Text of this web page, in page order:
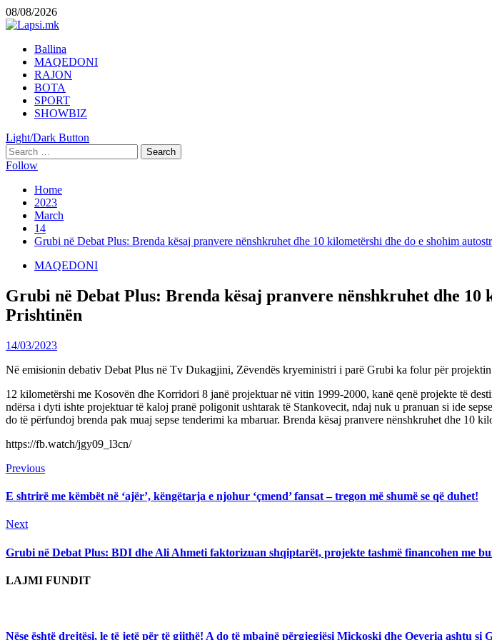
Skip
to
08/08/2026
Primary
Menu
Ballina
MAQEDONI
RAJON
BOTA
SPORT
SHOWBIZ
Light/Dark Button
Search
for:
Follow
Home
2023
March
14
Grubi në Debat Plus: Brenda kësaj pranvere nënshkruhet dhe 10 kilometërshi dhe do e shohim
MAQEDONI
Grubi në Debat Plus: Brenda kësaj pranvere nënshkruhet dhe
Prishtinën
14/03/2023
Në emisionin debativ Debat Plus në Tv Dukagjini, Zëvendës kryeministri i parë Grubi ka folur për
12 kilometërshi me Kosovën dhe Korridori 8 janë projektuar në vitin 1999-2000, kanë qenë projekte të
ndërsa i dyti ishte projektuar të kaloj pranë poligonit ushtarak të Stankovecit, ndaj nuk u pranuan si ide
do të përfundoj brenda pak muaj sepse tenderimi ka mbaruar. Brenda kësaj pranvere nënshkruhet dhe 10
https://fb.watch/jgy09_l3cn/
Continue
Reading
PreviousPrevious
E shtrirë me këmbët në ‘ajër’, këngëtarja e njohur ‘çmend’ fansat – tregon më shumë se që duhet!
NextNext
Grubi në Debat Plus: BDI dhe Ali Ahmeti faktorizuan shqiptarët, projekte tashmë financohen me
LAJMI FUNDIT
Nëse është drejtësi, le të jetë për të gjithë! A do të mbajnë përgjegjësi Mickoski dhe Qeveria ashtu si